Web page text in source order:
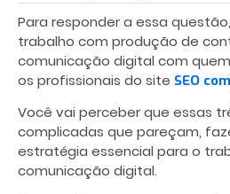
Para responder a essa
trabalho com produção de
comunicação digital com
os profissionais do site SEO
Você vai perceber que essas
complicadas que pareçam,
estratégia essencial para o
comunicação digital.